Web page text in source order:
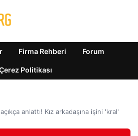
Firma Rehberi Forum
Politikası
anlattı! Kız arkadaşına işini 'kral'